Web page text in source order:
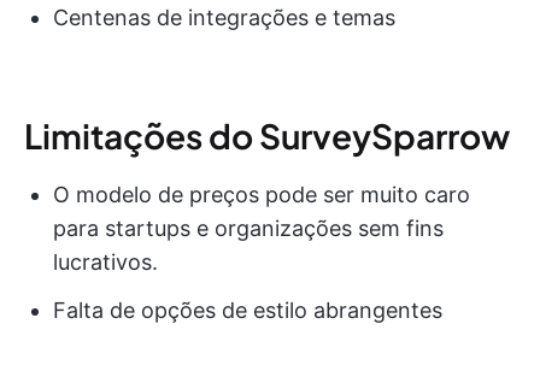
Centenas de integrações e temas
Limitações do SurveySparrow
O modelo de preços pode ser muito caro
para startups e organizações sem fins
lucrativos.
Falta de opções de estilo abrangentes